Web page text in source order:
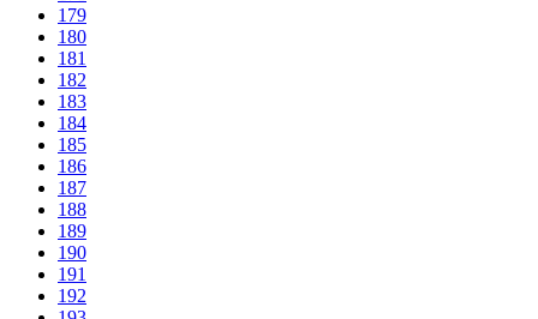
179
180
181
182
183
184
185
186
187
188
189
190
191
192